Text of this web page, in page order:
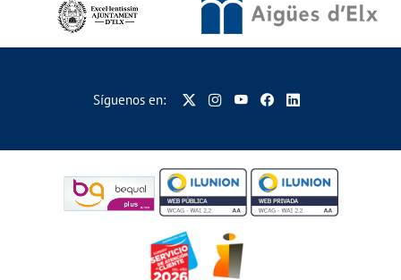
Síguenos en: